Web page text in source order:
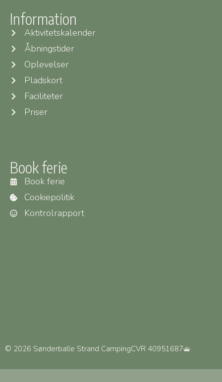
Information
Aktivitetskalender
Åbningstider
Oplevelser
Pladskort
Faciliteter
Priser
Book ferie
Book ferie
Cookiepolitik
Kontrolrapport
© 2026 Sønderballe Strand CampingCVR 40951687